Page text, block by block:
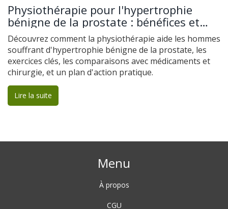
Physiothérapie pour l'hypertrophie
bénigne de la prostate : bénéfices et
conseils
Découvrez comment la physiothérapie aide les hommes
souffrant d'hypertrophie bénigne de la prostate, les
exercices clés, les comparaisons avec médicaments et
chirurgie, et un plan d'action pratique.
Lire la suite
Menu
À propos
CGU